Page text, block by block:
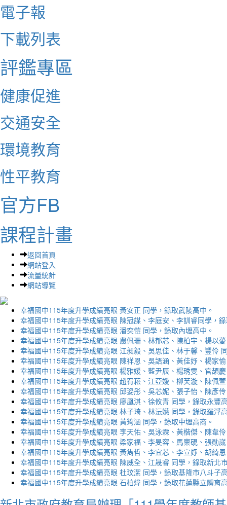
電子報
下載列表
評鑑專區
健康促進
交通安全
環境教育
性平教育
官方FB
課程計畫
返回首頁
網站登入
流量統計
網站導覽
幸福國中115年度升學成績亮眼 黃安正 同學，錄取武陵高中。
幸福國中115年度升學成績亮眼 陳冠謀、李庭安、李訓睿同學，
幸福國中115年度升學成績亮眼 潘奕愷 同學，錄取內壢高中。
幸福國中115年度升學成績亮眼 農佩珊、林郁芯、陳柏宇、楊以
幸福國中115年度升學成績亮眼 江昶毅、吳思佳、林于馨、豐伶
幸福國中115年度升學成績亮眼 陳祥恩、吳語涵、黃佳妤、楊家
幸福國中115年度升學成績亮眼 楊雅媛、藍尹辰、楊琇雯、官頡
幸福國中115年度升學成績亮眼 趙宥菘、江亞嬡、柳芙漩、陳佩
幸福國中115年度升學成績亮眼 邱姿彤、吳芯妮、張子怡、陳彥
幸福國中115年度升學成績亮眼 廖凰淇、徐攸青 同學，錄取永豐
幸福國中115年度升學成績亮眼 林子琦、林沄嬨 同學，錄取羅浮
幸福國中115年度升學成績亮眼 黃筠涵 同學，錄取中壢高商。
幸福國中115年度升學成績亮眼 李天佑、吳泳霖、黃楷傑、陳韋
幸福國中115年度升學成績亮眼 梁家福、李旻容、馬稟硯、張勛
幸福國中115年度升學成績亮眼 黃雋哲、李宜芯、李宣妤、胡綺
幸福國中115年度升學成績亮眼 陳威全、江晟睿 同學，錄取新北
幸福國中115年度升學成績亮眼 杜玟潔 同學，錄取基隆市八斗子
幸福國中115年度升學成績亮眼 石柏煒 同學，錄取花蓮縣立體育